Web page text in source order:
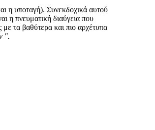
η υποταγή). Συνεκδοχικά αυτού
η πνευματική διαύγεια που
τα βαθύτερα και πιο αρχέτυπα
".